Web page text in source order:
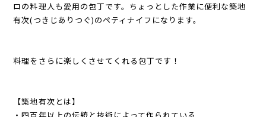
ロの料理人も愛用の包丁です。ちょっとした作業に便利な築地
有次(つきじありつぐ)のペティナイフになります。
料理をさらに楽しくさせてくれる包丁です！
【築地有次とは】